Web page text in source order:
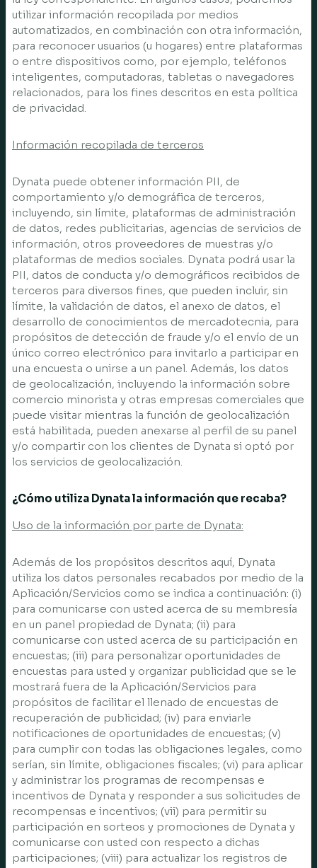
utilizar información recopilada por medios
automatizados, en combinación con otra información,
para reconocer usuarios (u hogares) entre plataformas
o entre dispositivos como, por ejemplo, teléfonos
inteligentes, computadoras, tabletas o navegadores
relacionados, para los fines descritos en esta política
de privacidad.
Información recopilada de terceros
Dynata puede obtener información PII, de
comportamiento y/o demográfica de terceros,
incluyendo, sin límite, plataformas de administración
de datos, redes publicitarias, agencias de servicios de
información, otros proveedores de muestras y/o
plataformas de medios sociales. Dynata podrá usar la
PII, datos de conducta y/o demográficos recibidos de
terceros para diversos fines, que pueden incluir, sin
límite, la validación de datos, el anexo de datos, el
desarrollo de conocimientos de mercadotecnia, para
propósitos de detección de fraude y/o el envío de un
único correo electrónico para invitarlo a participar en
una encuesta o unirse a un panel. Además, los datos
de geolocalización, incluyendo la información sobre
comercio minorista y otras empresas comerciales que
puede visitar mientras la función de geolocalización
está habilitada, pueden anexarse al perfil de su panel
y/o compartir con los clientes de Dynata si optó por
los servicios de geolocalización.
¿Cómo utiliza Dynata la información que recaba?
Uso de la información por parte de Dynata:
Además de los propósitos descritos aquí, Dynata
utiliza los datos personales recabados por medio de la
Aplicación/Servicios como se indica a continuación: (i)
para comunicarse con usted acerca de su membresía
en un panel propiedad de Dynata; (ii) para
comunicarse con usted acerca de su participación en
encuestas; (iii) para personalizar oportunidades de
encuestas para usted y organizar publicidad que se le
mostrará fuera de la Aplicación/Servicios para
propósitos de facilitar el llenado de encuestas de
recuperación de publicidad; (iv) para enviarle
notificaciones de oportunidades de encuestas; (v)
para cumplir con todas las obligaciones legales, como
serían, sin límite, obligaciones fiscales; (vi) para aplicar
y administrar los programas de recompensas e
incentivos de Dynata y responder a sus solicitudes de
recompensas e incentivos; (vii) para permitir su
participación en sorteos y promociones de Dynata y
comunicarse con usted con respecto a dichas
participaciones; (viii) para actualizar los registros de